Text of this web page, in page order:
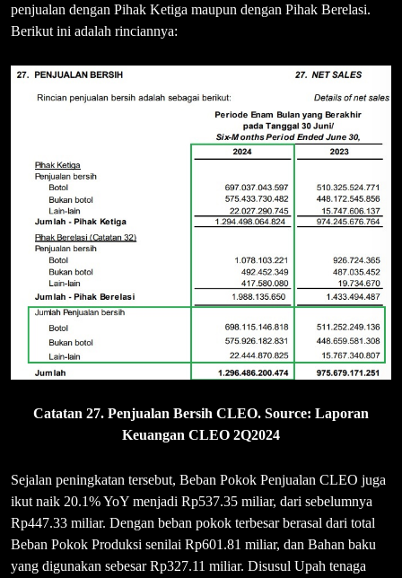
penjualan dengan Pihak Ketiga maupun dengan Pihak Berelasi.
Berikut ini adalah rinciannya:
Catatan 27. Penjualan Bersih CLEO. Source: Laporan
Keuangan CLEO 2Q2024
Sejalan peningkatan tersebut, Beban Pokok Penjualan CLEO juga
ikut naik 20.1% YoY menjadi Rp537.35 miliar, dari sebelumnya
Rp447.33 miliar. Dengan beban pokok terbesar berasal dari total
Beban Pokok Produksi senilai Rp601.81 miliar, dan Bahan baku
yang digunakan sebesar Rp327.11 miliar. Disusul Upah tenaga